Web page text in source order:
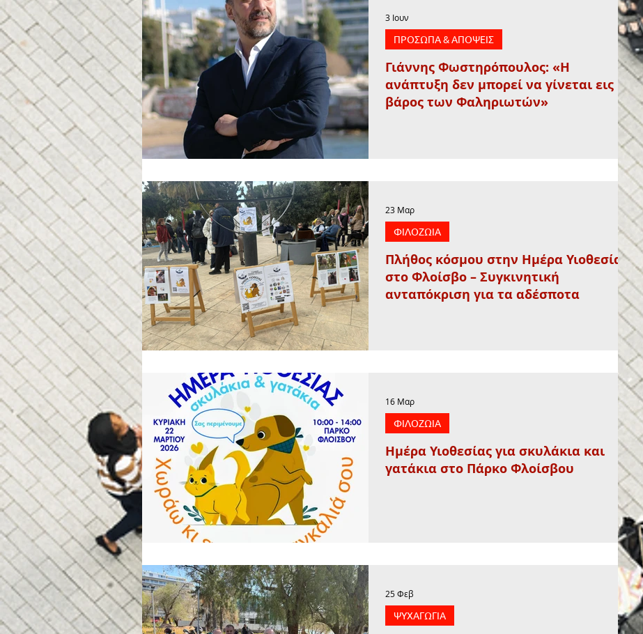
Γιάννης Φωστηρόπουλος: «Η
ανάπτυξη δεν μπορεί να γίνεται εις
βάρος των Φαληριωτών»
ΠΡΟΣΩΠΑ & ΑΠΟΨΕΙΣ
3 Ιουν
Πλήθος κόσμου στην Ημέρα Υιοθεσίας
στο Φλοίσβο – Συγκινητική
ανταπόκριση για τα αδέσποτα
ΦΙΛΟΖΩΙΑ
23 Μαρ
Ημέρα Υιοθεσίας για σκυλάκια και
γατάκια στο Πάρκο Φλοίσβου
ΦΙΛΟΖΩΙΑ
16 Μαρ
ΨΥΧΑΓΩΓΙΑ
25 Φεβ